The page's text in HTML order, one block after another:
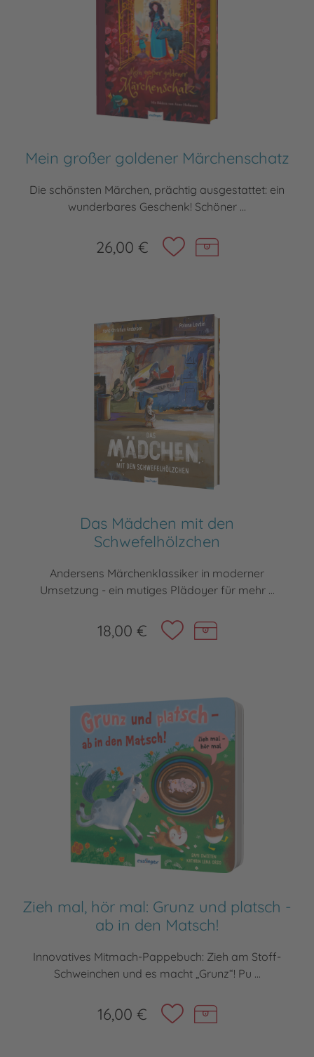
Mein großer goldener Märchenschatz
Die schönsten Märchen, prächtig ausgestattet: ein
wunderbares Geschenk! Schöner ...
26,00 €
Das Mädchen mit den
Schwefelhölzchen
Andersens Märchenklassiker in moderner
Umsetzung - ein mutiges Plädoyer für mehr ...
18,00 €
Zieh mal, hör mal: Grunz und platsch -
ab in den Matsch!
Innovatives Mitmach-Pappebuch: Zieh am Stoff-
Schweinchen und es macht „Grunz“! Pu ...
16,00 €